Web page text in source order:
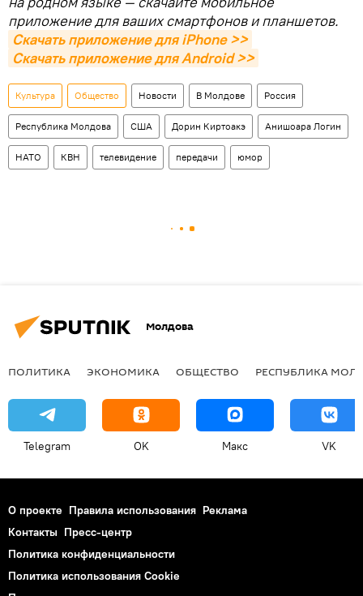
приложение для ваших смартфонов и планшетов.
Скачать приложение для iPhone >>
Скачать приложение для Android >>
Культура Общество Новости В Молдове Россия
Республика Молдова США Дорин Киртоакэ Анишоара Логин
НАТО КВН телевидение передачи юмор
Молдова
ПОЛИТИКА ЭКОНОМИКА ОБЩЕСТВО РЕСПУБЛИКА
Telegram OK Макс VK
О проекте Правила использования Реклама
Контакты Пресс-центр
Политика конфиденциальности
Политика использования Cookie